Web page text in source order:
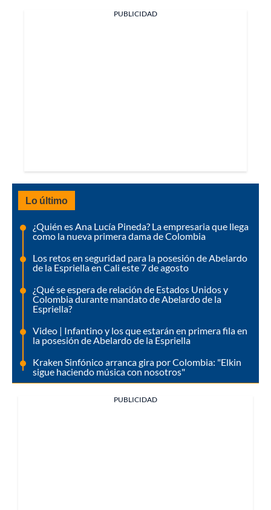
PUBLICIDAD
Lo último
¿Quién es Ana Lucía Pineda? La empresaria que llega
como la nueva primera dama de Colombia
Los retos en seguridad para la posesión de Abelardo
de la Espriella en Cali este 7 de agosto
¿Qué se espera de relación de Estados Unidos y
Colombia durante mandato de Abelardo de la
Espriella?
Video | Infantino y los que estarán en primera fila en
la posesión de Abelardo de la Espriella
Kraken Sinfónico arranca gira por Colombia: "Elkin
sigue haciendo música con nosotros"
PUBLICIDAD